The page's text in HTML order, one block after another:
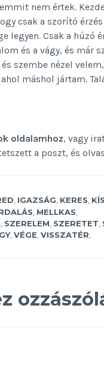
nem értek.
csak a szorító
legyen. Csak a húzó
és a vágy, és már
szembe nézel velem,
máshol jártam.
oldalamhoz, vagy
a poszt, és
IGAZSÁG KERES
MELLKAS
, SZERELEM SZERETET
, VÉGE VISSZATÉR